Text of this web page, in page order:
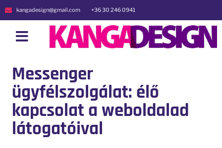
kangadesign@gmail.com +36 30 246 0941
Messenger
ügyfélszolgálat: élő
kapcsolat a weboldalad
látogatóival